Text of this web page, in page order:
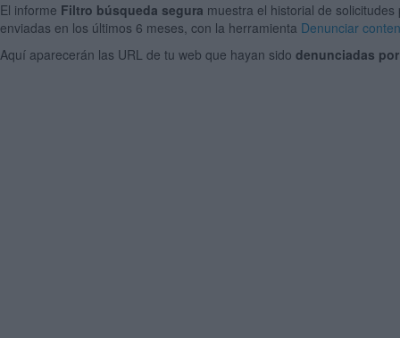
El informe Filtro búsqueda segura muestra el historial de
enviadas en los últimos 6 meses, con la herramienta Denunciar
Aquí aparecerán las URL de tu web que hayan sido denunciadas